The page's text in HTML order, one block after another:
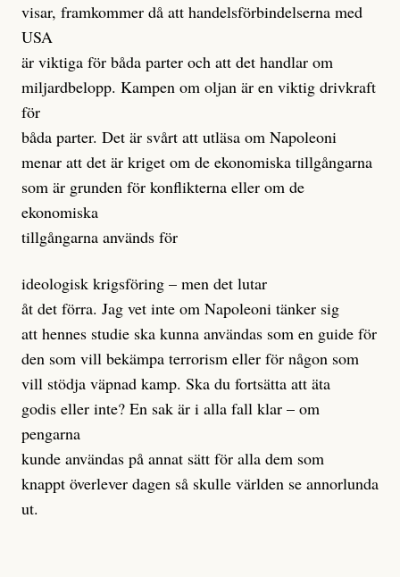
visar, framkommer då att handelsförbindelserna med
USA
är viktiga för båda parter och att det handlar om
miljardbelopp. Kampen om oljan är en viktig drivkraft
för
båda parter. Det är svårt att utläsa om Napoleoni
menar att det är kriget om de ekonomiska tillgångarna
som är grunden för konflikterna eller om de
ekonomiska
tillgångarna används för
ideologisk krigsföring – men det lutar
åt det förra. Jag vet inte om Napoleoni tänker sig
att hennes studie ska kunna användas som en guide för
den som vill bekämpa terrorism eller för någon som
vill stödja väpnad kamp. Ska du fortsätta att äta
godis eller inte? En sak är i alla fall klar – om
pengarna
kunde användas på annat sätt för alla dem som
knappt överlever dagen så skulle världen se annorlunda
ut.